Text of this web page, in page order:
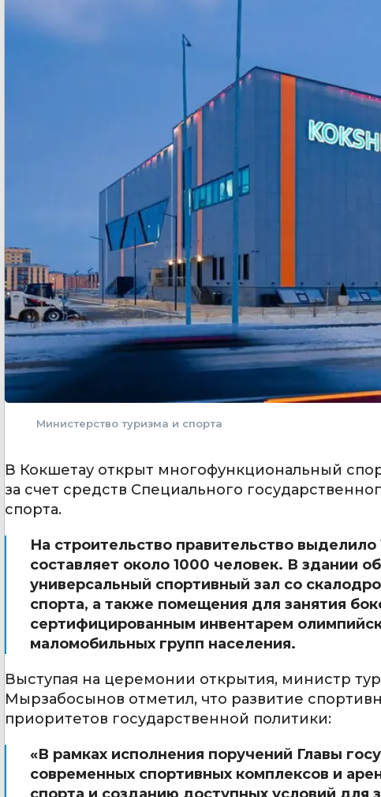
Министерство туризма и спорта
В Кокшетау открыт многофункциональный
за счет средств Специального
спорта.
На строительство правительство
составляет около 1000 человек. В здании
универсальный спортивный зал со
спорта, а также помещения для занятия
сертифицированным инвентарем
маломобильных групп населения.
Выступая на церемонии открытия, министр
Мырзабосынов отметил, что развитие
приоритетов государственной политики:
«В рамках исполнения поручений Главы
современных спортивных комплексов и